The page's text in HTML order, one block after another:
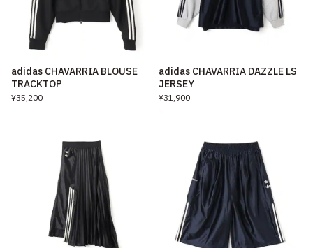
adidas CHAVARRIA BLOUSE
TRACKTOP
¥35,200
adidas CHAVARRIA DAZZLE LS
JERSEY
¥31,900